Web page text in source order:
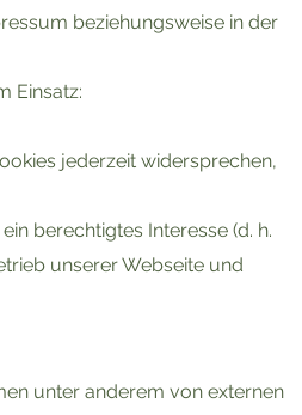
beziehungsweise in der
Einsatz:
jederzeit widersprechen,
berechtigtes Interesse (d. h.
unserer Webseite und
unter anderem von externen